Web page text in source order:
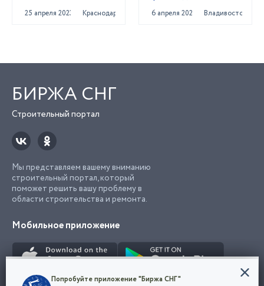
25 апреля 2023 Краснодар 6 апреля 2022 Владивосток
БИРЖА СНГ
Строительный портал
Мы представляем вашему вниманию
строительный портал, который
поможет решить вашу проблему в
области строительства и ремонта.
Мобильное приложение
Конфиденциальность
Попробуйте приложение "Биржа СНГ"